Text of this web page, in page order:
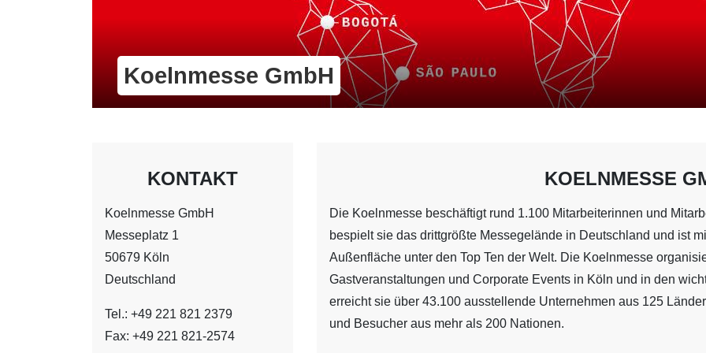
Koelnmesse GmbH
KONTAKT
Koelnmesse GmbH
Messeplatz 1
50679 Köln
Deutschland
Tel.: +49 221 821 2379
Fax: +49 221 821-2574
KOELNMESSE
Die Koelnmesse beschäftigt rund 1.100 Mitarbeiterinnen und
bespielt sie das drittgrößte Messegelände in Deutschland und ist
Außenfläche unter den Top Ten der Welt. Die Koelnmesse
Gastveranstaltungen und Corporate Events in Köln und in den
erreicht sie über 43.100 ausstellende Unternehmen aus 125
und Besucher aus mehr als 200 Nationen.